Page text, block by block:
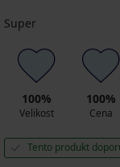
Super
100%
Velikost
100%
Cena
Tento produkt